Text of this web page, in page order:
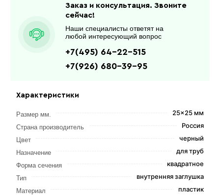
Характеристики
Размер мм. 25x25 мм
Страна производитель Россия
Цвет черный
Назначение для труб
Форма сечения квадратное
Тип внутренняя заглушка
Материал пластик
Заказ и консультация. Звоните
сейчас!
Наши специалисты ответят на
любой интересующий вопрос
+7(495) 64-22-515
+7(926) 680-39-95